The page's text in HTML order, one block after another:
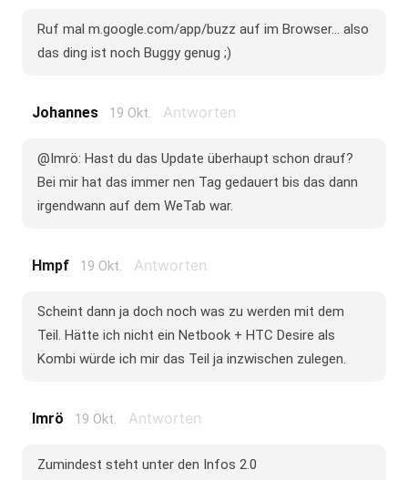
Ruf mal m.google.com/app/buzz auf im Browser... also
das ding ist noch Buggy genug ;)
Johannes 19 Okt. Antworten
@Imrö: Hast du das Update überhaupt schon drauf?
Bei mir hat das immer nen Tag gedauert bis das dann
irgendwann auf dem WeTab war.
Hmpf 19 Okt. Antworten
Scheint dann ja doch noch was zu werden mit dem
Teil. Hätte ich nicht ein Netbook + HTC Desire als
Kombi würde ich mir das Teil ja inzwischen zulegen.
Imrö 19 Okt. Antworten
Zumindest steht unter den Infos 2.0